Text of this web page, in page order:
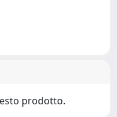
prodotto.